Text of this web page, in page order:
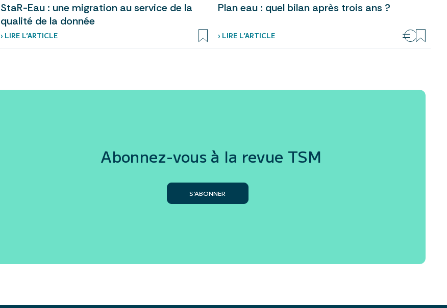
StaR-Eau : une migration au service de la
qualité de la donnée
› LIRE L’ARTICLE
Plan eau : quel bilan après trois ans ?
› LIRE L’ARTICLE
Abonnez-vous à la revue TSM
S’ABONNER